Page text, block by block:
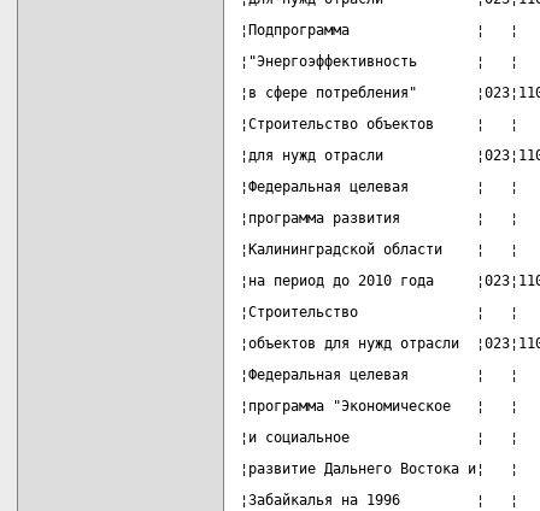
¦Подпрограмма               ¦
¦"Энергоэффективность
¦в сфере потребления"
¦Строительство объектов
¦для нужд отрасли
¦Федеральная целевая
¦программа развития
¦Калининградской области
¦на период до 2010 года
¦Строительство              ¦
¦объектов для нужд отрасли
¦Федеральная целевая
¦программа "Экономическое
¦и социальное               ¦
¦развитие Дальнего Востока
¦Забайкалья на 1996